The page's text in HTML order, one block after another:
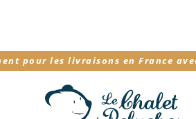
pour les livraisons en France